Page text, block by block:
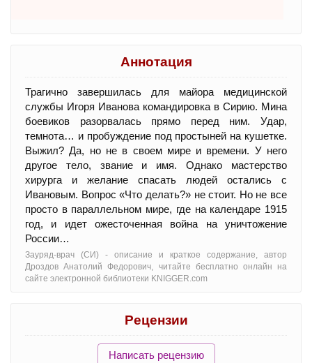
Аннотация
Трагично завершилась для майора медицинской
службы Игоря Иванова командировка в Сирию. Мина
боевиков разорвалась прямо перед ним. Удар,
темнота… и пробуждение под простыней на кушетке.
Выжил? Да, но не в своем мире и времени. У него
другое тело, звание и имя. Однако мастерство
хирурга и желание спасать людей остались с
Ивановым. Вопрос «Что делать?» не стоит. Но не все
просто в параллельном мире, где на календаре 1915
год, и идет ожесточенная война на уничтожение
России…
Зауряд-врач (СИ) - oписание и краткое содержание, автор
Дроздов Анатолий Федорович, читайте бесплатно онлайн на
сайте электронной библиотеки KNIGGER.com
Рецензии
Написать рецензию